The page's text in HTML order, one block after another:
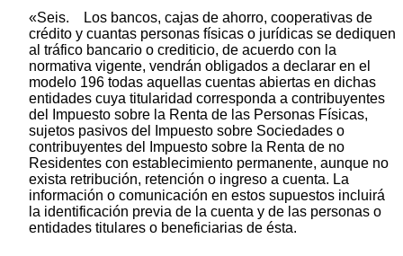
«Seis. Los bancos, cajas de ahorro, cooperativas de
crédito y cuantas personas físicas o jurídicas se dediquen
al tráfico bancario o crediticio, de acuerdo con la
normativa vigente, vendrán obligados a declarar en el
modelo 196 todas aquellas cuentas abiertas en dichas
entidades cuya titularidad corresponda a contribuyentes
del Impuesto sobre la Renta de las Personas Físicas,
sujetos pasivos del Impuesto sobre Sociedades o
contribuyentes del Impuesto sobre la Renta de no
Residentes con establecimiento permanente, aunque no
exista retribución, retención o ingreso a cuenta. La
información o comunicación en estos supuestos incluirá
la identificación previa de la cuenta y de las personas o
entidades titulares o beneficiarias de ésta.